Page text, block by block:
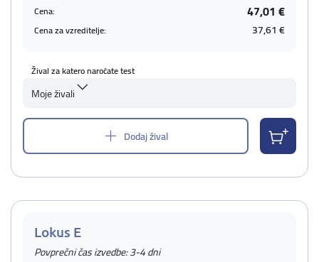
Cena: 47,01 €
Cena za vzreditelje: 37,61 €
Žival za katero naročate test
Moje živali
Dodaj žival
Lokus E
Povprečni čas izvedbe: 3-4 dni